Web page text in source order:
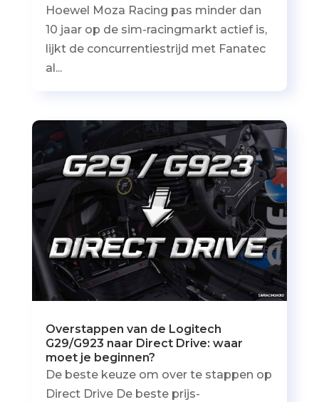
Hoewel Moza Racing pas minder dan
10 jaar op de sim-racingmarkt actief is,
lijkt de concurrentiestrijd met Fanatec
al...
Overstappen van de Logitech
G29/G923 naar Direct Drive: waar
moet je beginnen?
De beste keuze om over te stappen op
Direct Drive De beste prijs-